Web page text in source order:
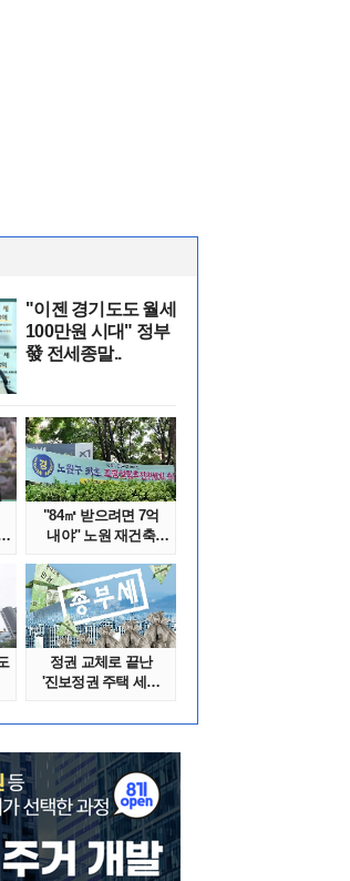
"이젠 경기도도 월세
100만원 시대" 정부
發 전세종말..
"84㎡ 받으려면 7억
내야" 노원 재건축
정권 교체로 끝난
'진보정권 주택 세금